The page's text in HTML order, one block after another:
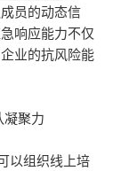
员的动态信
响应能力不仅
业的抗风险能
凝聚力
以组织线上培